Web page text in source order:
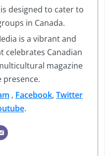
designed to cater to
in Canada.
is a vibrant and
celebrates Canadian
magazine
presence.
, Facebook, Twitter
.